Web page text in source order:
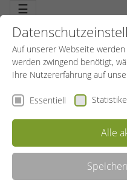
☰
Auf unserer Webseite
werden zwingend benötigt,
Ihre Nutzererfahrung auf
Essentiell
Alle